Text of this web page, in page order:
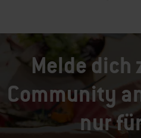
Melde dich
Community
nur